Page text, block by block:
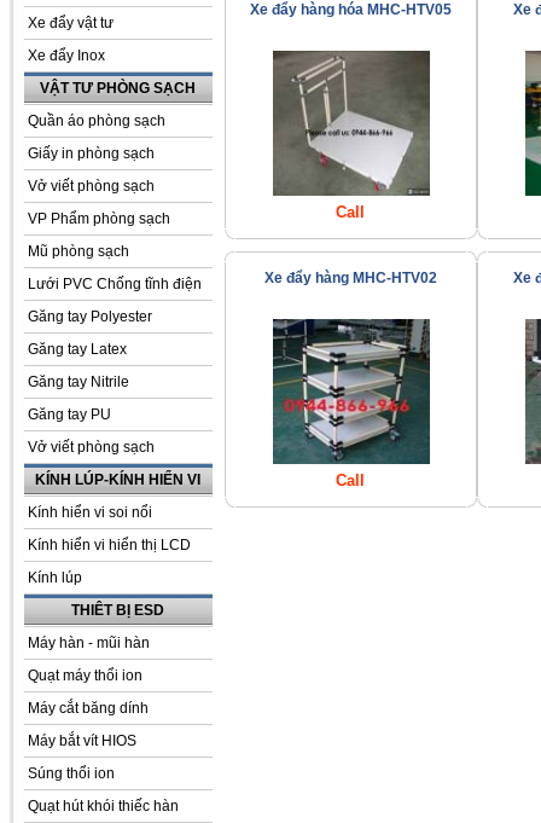
Xe đẩy vật tư
Xe đẩy Inox
VẬT TƯ PHÒNG SẠCH
Quần áo phòng sạch
Giấy in phòng sạch
Vở viết phòng sạch
VP Phẩm phòng sạch
Mũ phòng sạch
Lưới PVC Chống tĩnh điện
Găng tay Polyester
Găng tay Latex
Găng tay Nitrile
Găng tay PU
Vở viết phòng sạch
KÍNH LÚP-KÍNH HIỂN VI
Kính hiển vi soi nổi
Kính hiển vi hiển thị LCD
Kính lúp
THIÊT BỊ ESD
Máy hàn - mũi hàn
Quạt máy thổi ion
Máy cắt băng dính
Máy bắt vít HIOS
Súng thổi ion
Quạt hút khói thiếc hàn
Xe đẩy hàng hóa MHC-HTV05
Call
Xe
Xe đẩy hàng MHC-HTV02
Call
Xe